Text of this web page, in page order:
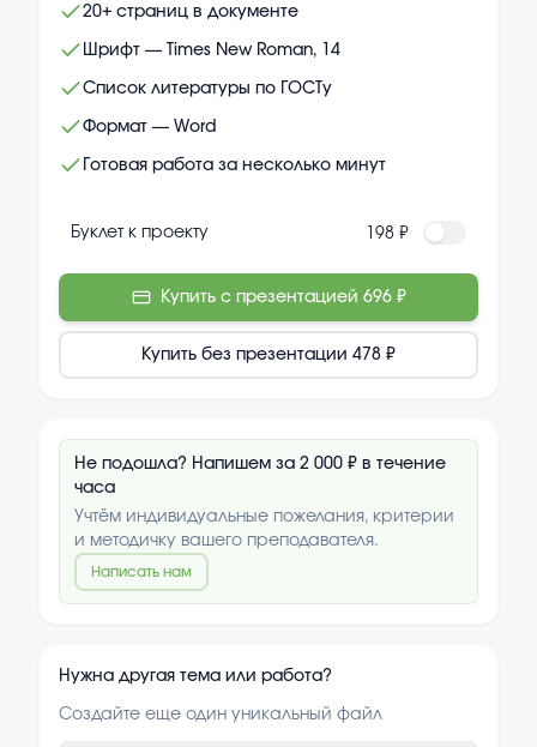
20+ страниц в документе
Шрифт — Times New Roman, 14
Список литературы по ГОСТу
Формат — Word
Готовая работа за несколько минут
Буклет к проекту 198 ₽
Купить с презентацией 696 ₽
Купить без презентации 478 ₽
Не подошла? Напишем за 2 000 ₽ в течение
часа
Учтём индивидуальные пожелания, критерии
и методичку вашего преподавателя.
Написать нам
Нужна другая тема или работа?
Создайте еще один уникальный файл